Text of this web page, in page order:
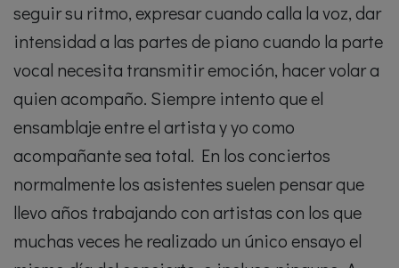
seguir su ritmo, expresar cuando calla la voz, dar
intensidad a las partes de piano cuando la parte
vocal necesita transmitir emoción, hacer volar a
quien acompaño. Siempre intento que el
ensamblaje entre el artista y yo como
acompañante sea total. En los conciertos
normalmente los asistentes suelen pensar que
llevo años trabajando con artistas con los que
muchas veces he realizado un único ensayo el